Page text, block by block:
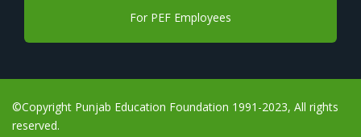
For PEF Employees
©Copyright Punjab Education Foundation 1991-2023, All rights
reserved.